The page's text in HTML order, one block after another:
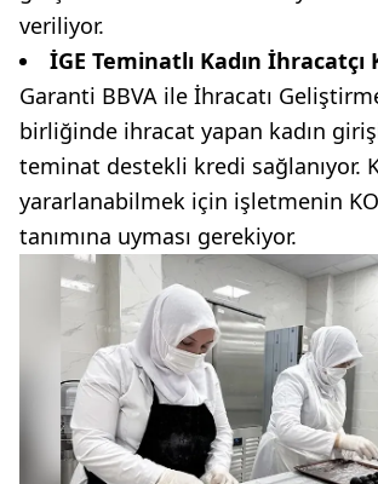
veriliyor.
İGE Teminatlı Kadın İhracatçı
Garanti BBVA ile İhracatı
birliğinde ihracat yapan kadın
teminat destekli kredi sağlanıyor.
yararlanabilmek için işletmenin
tanımına uyması gerekiyor.